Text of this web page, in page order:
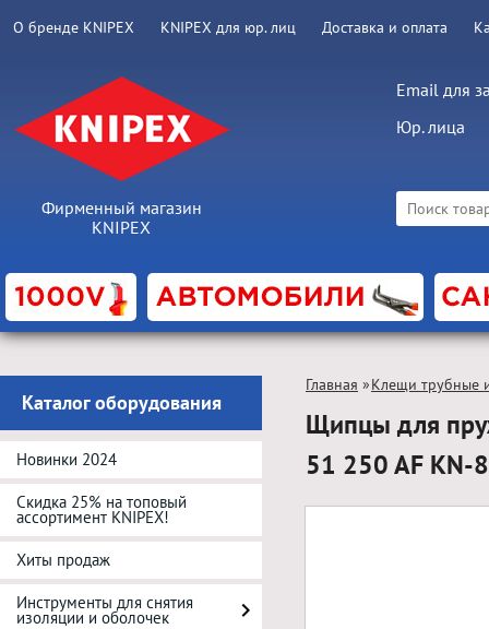
О бренде KNIPEX KNIPEX для юр. лиц Доставка и оплата
Фирменный магазин
KNIPEX
Email для
Юр. лица
Каталог оборудования
Новинки 2024
Скидка 25% на топовый
ассортимент KNIPEX!
Хиты продаж
Инструменты для снятия
изоляции и оболочек
Главная »Клещи трубные
Щипцы для
51 250 AF KN-